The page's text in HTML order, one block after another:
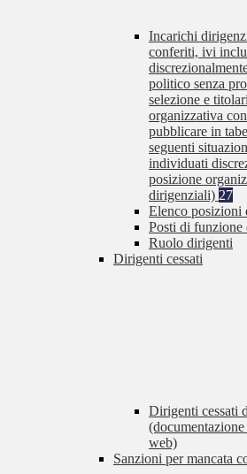
Incarichi
conferiti, ivi
politico senza
selezione e
organizzativa
pubblicare in
seguenti
individuati
posizione
dirigenziali) 27
Elenco posizioni
Posti di
Ruolo dirigenti
Dirigenti cessati
Dirigenti cessati
web)
Sanzioni per mancata